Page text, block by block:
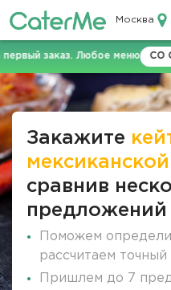
Москва
Любое меню СО СКИДКОЙ
Строка
Закажите
сравнив
предложений
Поможем
рассчитаем
Пришлем до 7